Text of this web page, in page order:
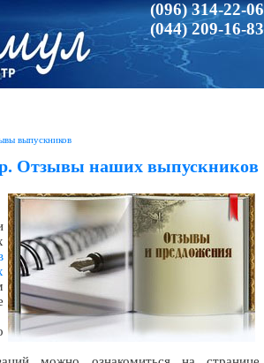
(096) 314-22-06
(044) 209-16-83
выпускников
Отзывы наших выпускников